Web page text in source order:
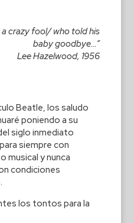
crazy fool/ who told his
baby goodbye…”
Lee Hazelwood, 1956
Beatle, los saludo
poniendo a su
siglo inmediato
siempre con
musical y nunca
condiciones
los tontos para la